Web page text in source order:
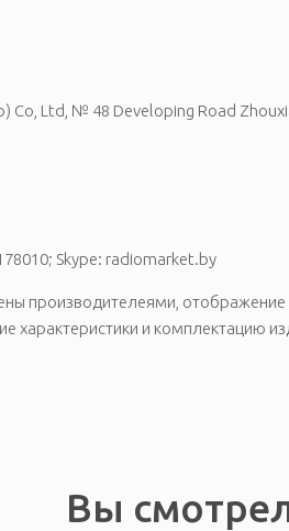
Ltd, № 48 Developing Road
Skype: radiomarket.by
производителеями,
характеристики и комплектацию
Вы